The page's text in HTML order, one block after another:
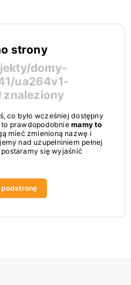
strony
domy-
ua264v1-
znaleziony
co było wcześniej dostępny
to prawdopodobniemamy to
mieć zmienioną nazwę i
nad uzupełniniem pełnej
się wyjaśnić